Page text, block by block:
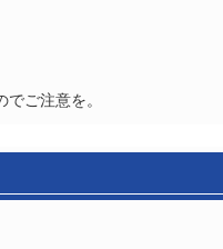
ご注意を。